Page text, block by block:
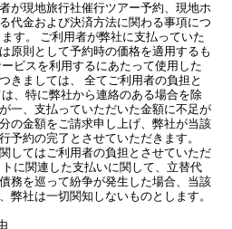
が現地旅行社催行ツアー予約、現地ホ
代金および決済方法に関わる事項につ
す。 ご利用者が弊社に支払っていた
原則として予約時の価格を適用するも
ビスを利用するにあたって使用した
きましては、 全てご利用者の負担と
、特に弊社から連絡のある場合を除
一、支払っていただいた金額に不足が
の金額をご請求申し上げ、弊社が当該
予約の完了とさせていただきます。
してはご利用者の負担とさせていただ
に関連した支払いに関して、立替代
務を巡って紛争が発生した場合、当該
弊社は一切関知しないものとします。